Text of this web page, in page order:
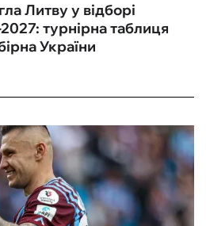
Литву у відборі
турнірна таблиця
України